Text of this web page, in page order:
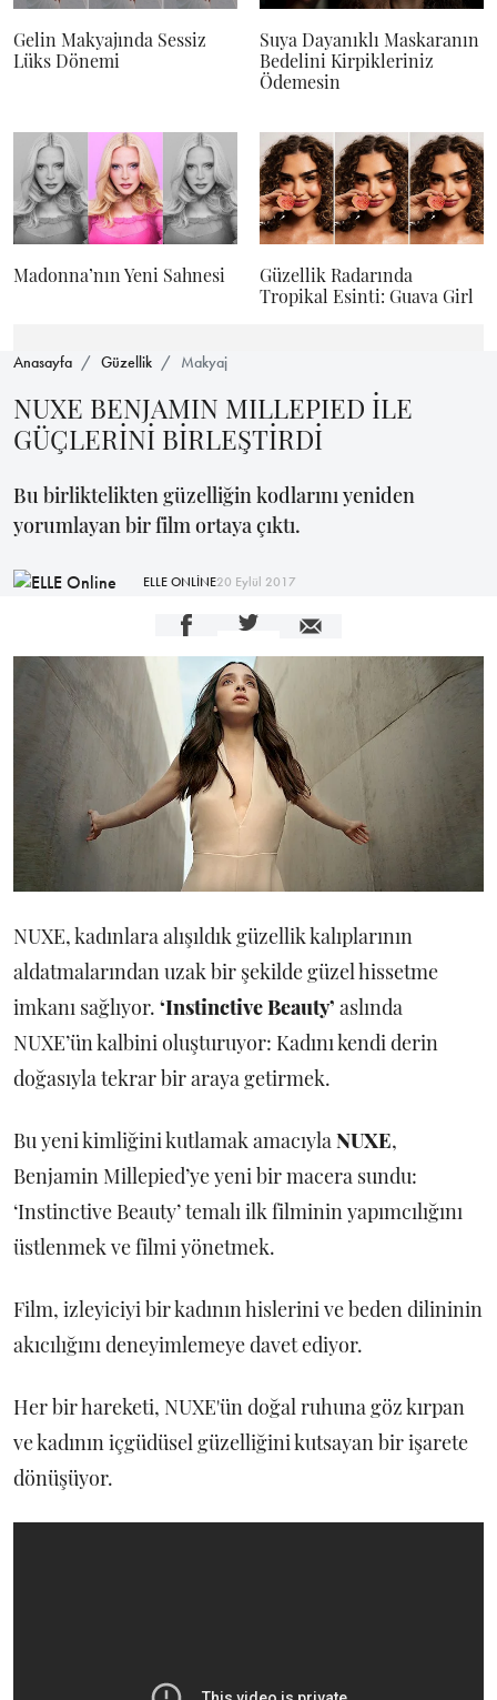
Gelin Makyajında Sessiz
Lüks Dönemi
Suya Dayanıklı Maskaranın
Bedelini Kirpikleriniz
Ödemesin
Madonna’nın Yeni Sahnesi
Güzellik Radarında
Tropikal Esinti: Guava Girl
Anasayfa Güzellik Makyaj
NUXE BENJAMIN MILLEPIED İLE
GÜÇLERİNİ BİRLEŞTİRDİ
Bu birliktelikten güzelliğin kodlarını yeniden
yorumlayan bir film ortaya çıktı.
ELLE ONLİNE20 Eylül 2017
NUXE, kadınlara alışıldık güzellik kalıplarının
aldatmalarından uzak bir şekilde güzel hissetme
imkanı sağlıyor. ‘Instinctive Beauty’ aslında
NUXE’ün kalbini oluşturuyor: Kadını kendi derin
doğasıyla tekrar bir araya getirmek.
Bu yeni kimliğini kutlamak amacıyla NUXE,
Benjamin Millepied’ye yeni bir macera sundu:
‘Instinctive Beauty’ temalı ilk filminin yapımcılığını
üstlenmek ve filmi yönetmek.
Film, izleyiciyi bir kadının hislerini ve beden dilininin
akıcılığını deneyimlemeye davet ediyor.
Her bir hareketi, NUXE'ün doğal ruhuna göz kırpan
ve kadının içgüdüsel güzelliğini kutsayan bir işarete
dönüşüyor.